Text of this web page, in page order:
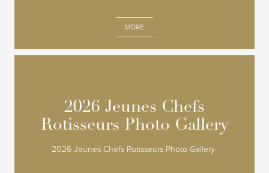
MORE
2026 Jeunes Chefs
Rotisseurs Photo Gallery
2026 Jeunes Chefs Rotisseurs Photo Gallery
2026 Jeunes Chefs
Rotisseurs Photo Gallery